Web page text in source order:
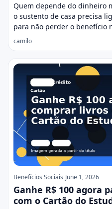
Quem depende do dinheiro
o sustento de casa precisa
para não perder o benefício
camilo
Benefícios Sociais June 1, 2026
Ganhe R$ 100 agora
com o Cartão do